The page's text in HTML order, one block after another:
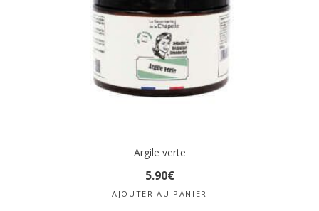
Argile verte
5.90€
AJOUTER AU PANIER